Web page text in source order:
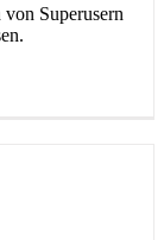
Superusern